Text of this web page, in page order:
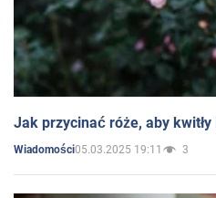
Jak przycinać róże, aby
Wiadomości05.03.2025 19:11 3